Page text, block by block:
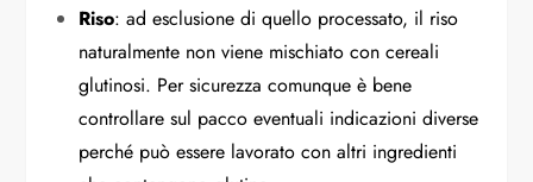
Riso: ad esclusione di quello processato, il riso
naturalmente non viene mischiato con cereali
glutinosi. Per sicurezza comunque è bene
controllare sul pacco eventuali indicazioni diverse
perché può essere lavorato con altri ingredienti